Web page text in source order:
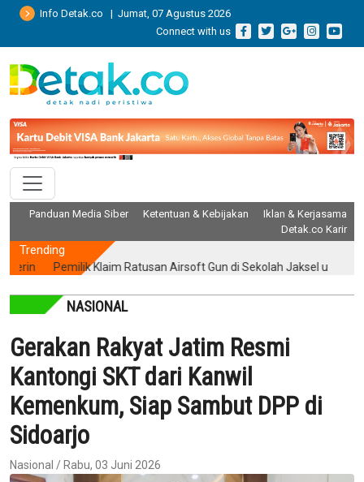
Info Detak.co | Jumat, 07 Agustus 2026
Connect with us
Panduan Media Siber Ketentuan & Kebijakan
Iklan & Kerjasama
Detak.co Karir
Trending
Pemilik Klaim Ratusan Airsoft Gun di Sekolah Jaksel untuk
NASIONAL
Gerakan Rakyat Jatim Resmi
Kantongi SKT dari Kanwil
Kemenkum, Siap Sambut DPP di
Sidoarjo
Nasional / Rabu, 03 Juni 2026